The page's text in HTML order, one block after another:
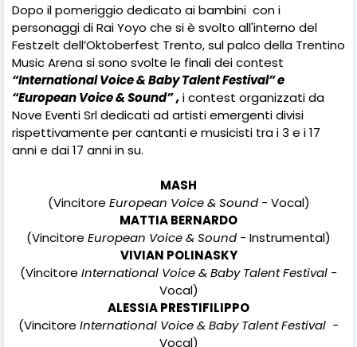
Dopo il pomeriggio dedicato ai bambini con i
personaggi di Rai Yoyo che si è svolto all'interno del
Festzelt dell’Oktoberfest Trento, sul palco della Trentino
Music Arena si sono svolte le finali dei contest
“International Voice & Baby Talent Festival” e
“European Voice & Sound”,i contest organizzati da
Nove Eventi Srl dedicati ad artisti emergenti divisi
rispettivamente per cantanti e musicisti tra i 3 e i 17
anni e dai 17 anni in su.
MASH
(Vincitore European Voice & Sound - Vocal)
MATTIA BERNARDO
(Vincitore European Voice & Sound - Instrumental)
VIVIAN POLINASKY
(Vincitore International Voice & Baby Talent Festival -
Vocal)
ALESSIA PRESTIFILIPPO
(Vincitore International Voice & Baby Talent Festival -
Vocal)